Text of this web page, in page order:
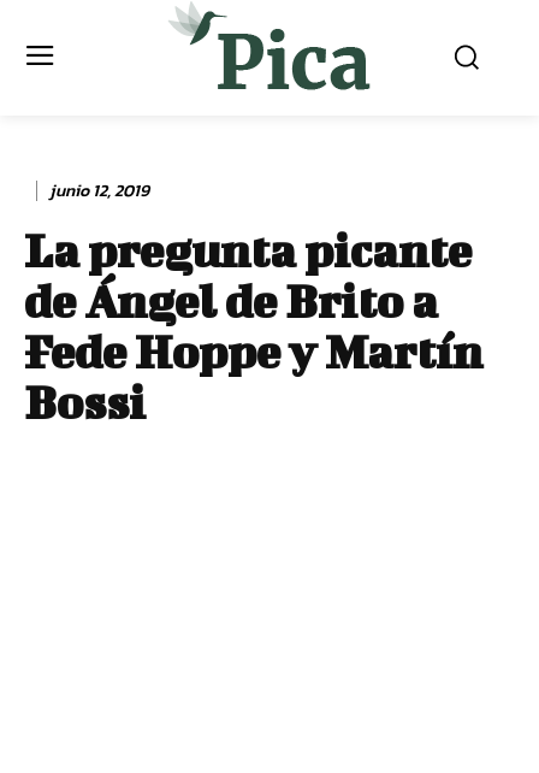
junio 12, 2019
La pregunta picante
de Ángel de Brito a
Fede Hoppe y Martín
Bossi